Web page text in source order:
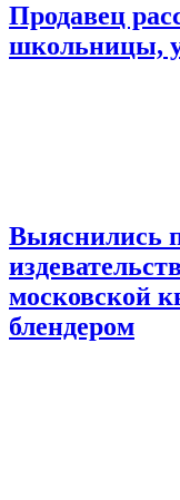
Продавец
школьницы,
Выяснились
московской
блендером